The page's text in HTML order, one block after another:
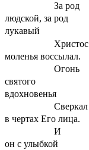
За род
людской, за род
лукавый
Христос
моленья воссылал.
Огонь
святого
вдохновенья
Сверкал
в чертах Его лица.
И
он с улыбкой